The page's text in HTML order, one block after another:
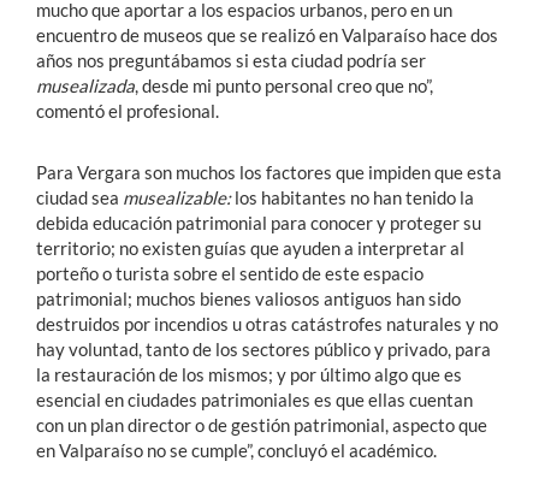
mucho que aportar a los espacios urbanos, pero en un
encuentro de museos que se realizó en Valparaíso hace dos
años nos preguntábamos si esta ciudad podría ser
musealizada, desde mi punto personal creo que no”,
comentó el profesional.
Para Vergara son muchos los factores que impiden que esta
ciudad sea musealizable:los habitantes no han tenido la
debida educación patrimonial para conocer y proteger su
territorio; no existen guías que ayuden a interpretar al
porteño o turista sobre el sentido de este espacio
patrimonial; muchos bienes valiosos antiguos han sido
destruidos por incendios u otras catástrofes naturales y no
hay voluntad, tanto de los sectores público y privado, para
la restauración de los mismos; y por último algo que es
esencial en ciudades patrimoniales es que ellas cuentan
con un plan director o de gestión patrimonial, aspecto que
en Valparaíso no se cumple”, concluyó el académico.